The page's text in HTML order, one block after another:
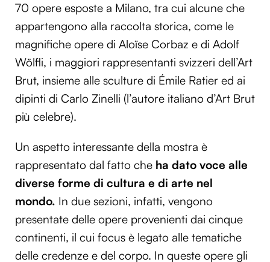
70 opere esposte a Milano, tra cui alcune che
appartengono alla raccolta storica, come le
magnifiche opere di Aloïse Corbaz e di Adolf
Wölfli, i maggiori rappresentanti svizzeri dell’Art
Brut, insieme alle sculture di Émile Ratier ed ai
dipinti di Carlo Zinelli (l’autore italiano d’Art Brut
più celebre).
Un aspetto interessante della mostra è
rappresentato dal fatto che ha dato voce alle
diverse forme di cultura e di arte nel
mondo. In due sezioni, infatti, vengono
presentate delle opere provenienti dai cinque
continenti, il cui focus è legato alle tematiche
delle credenze e del corpo. In queste opere gli